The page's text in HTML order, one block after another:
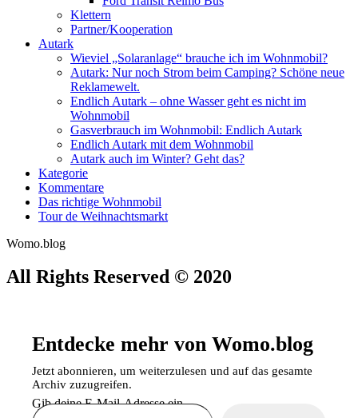
Klettern
Partner/Kooperation
Autark
Wieviel „Solaranlage“ brauche ich im Wohnmobil?
Autark: Nur noch Strom beim Camping? Schöne neue
Reklamewelt.
Endlich Autark – ohne Wasser geht es nicht im
Wohnmobil
Gasverbrauch im Wohnmobil: Endlich Autark
Endlich Autark mit dem Wohnmobil
Autark auch im Winter? Geht das?
Kategorie
Kommentare
Das richtige Wohnmobil
Tour de Weihnachtsmarkt
Womo.blog
All Rights Reserved © 2020
Entdecke mehr von Womo.blog
Jetzt abonnieren, um weiterzulesen und auf das gesamte
Archiv zuzugreifen.
Gib deine E-Mail-Adresse ein ...